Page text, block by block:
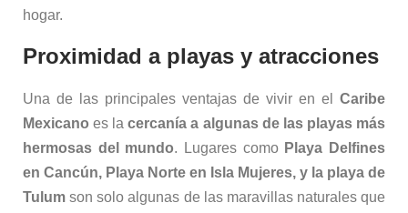
hogar.
Proximidad a playas y atracciones
Una de las principales ventajas de vivir en el Caribe
Mexicano es lacercanía a algunas de las playas más
hermosas del mundo. Lugares como Playa Delfines
en Cancún, Playa Norte en Isla Mujeres, y la playa de
Tulum son solo algunas de las maravillas naturales que